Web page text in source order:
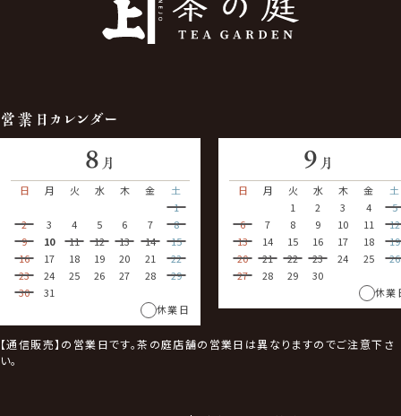
営業日カレンダー
8 月
日
月 火 水 木 金
土
1
2
3 4 5 6 7
8
9
10 11 12 13 14
15
16
17 18 19 20 21
22
23
24 25 26 27 28
29
30
31
休業日
9 月
日
月 火 水 木 金
土
1
2 3 4
5
6
7 8 9 10 11
12
13
14 15 16 17 18
19
20
21 22 23 24 25
26
27
28 29
30
休業
【通信販売】の営業日です。茶の庭店舗の営業日は異なりますのでご注意下さ
い。